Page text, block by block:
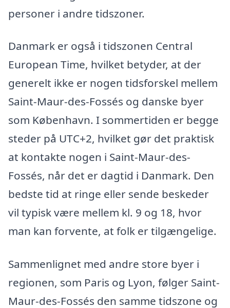
personer i andre tidszoner.
Danmark er også i tidszonen Central
European Time, hvilket betyder, at der
generelt ikke er nogen tidsforskel mellem
Saint-Maur-des-Fossés og danske byer
som København. I sommertiden er begge
steder på UTC+2, hvilket gør det praktisk
at kontakte nogen i Saint-Maur-des-
Fossés, når det er dagtid i Danmark. Den
bedste tid at ringe eller sende beskeder
vil typisk være mellem kl. 9 og 18, hvor
man kan forvente, at folk er tilgængelige.
Sammenlignet med andre store byer i
regionen, som Paris og Lyon, følger Saint-
Maur-des-Fossés den samme tidszone og